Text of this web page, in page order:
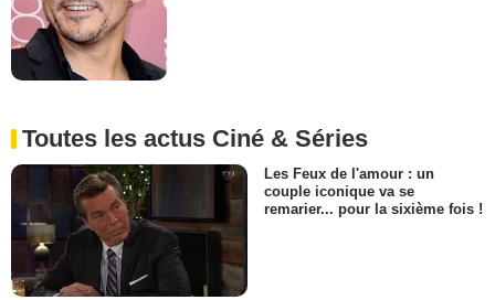
Toutes les actus Ciné & Séries
Les Feux de l'amour : un
couple iconique va se
remarier... pour la sixième fois !